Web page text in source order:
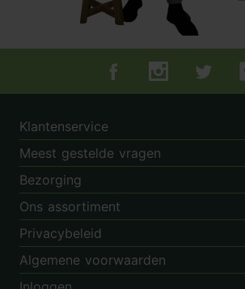
Tuincentrum.nl op
Tuincentrum.nl
Klantenservice
Meest gestelde vragen
Bezorging
Ons assortiment
Privacybeleid
Algemene voorwaarden